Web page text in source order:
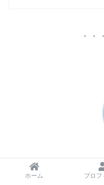
ラ
ホーム プロフ